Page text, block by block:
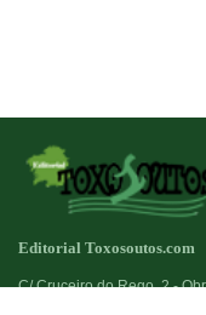
Editorial Toxosoutos.com
C/ Cruceiro do Rego, 2 -